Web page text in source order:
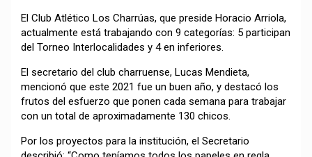
El Club Atlético Los Charrúas, que preside Horacio Arriola,
actualmente está trabajando con 9 categorías: 5 participan
del Torneo Interlocalidades y 4 en inferiores.
El secretario del club charruense, Lucas Mendieta,
mencionó que este 2021 fue un buen año, y destacó los
frutos del esfuerzo que ponen cada semana para trabajar
con un total de aproximadamente 130 chicos.
Por los proyectos para la institución, el Secretario